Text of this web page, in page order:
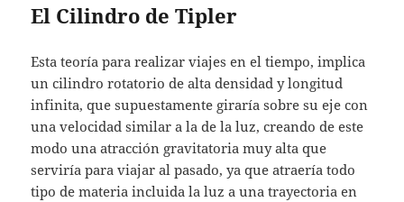
El Cilindro de Tipler
Esta teoría para realizar viajes en el tiempo, implica
un cilindro rotatorio de alta densidad y longitud
infinita, que supuestamente giraría sobre su eje con
una velocidad similar a la de la luz, creando de este
modo una atracción gravitatoria muy alta que
serviría para viajar al pasado, ya que atraería todo
tipo de materia incluida la luz a una trayectoria en